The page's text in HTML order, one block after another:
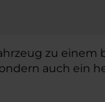
zu
auch ein